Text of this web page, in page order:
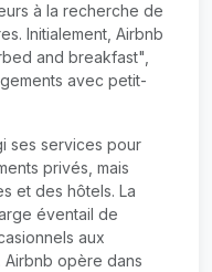
à la recherche de
Initialement, Airbnb
and breakfast",
avec petit-
ses services pour
privés, mais
et des hôtels. La
éventail de
aux
opère dans